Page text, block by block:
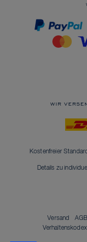
WIR
Kostenfreier
Details zu
Versand AGB
Verhaltenskodex